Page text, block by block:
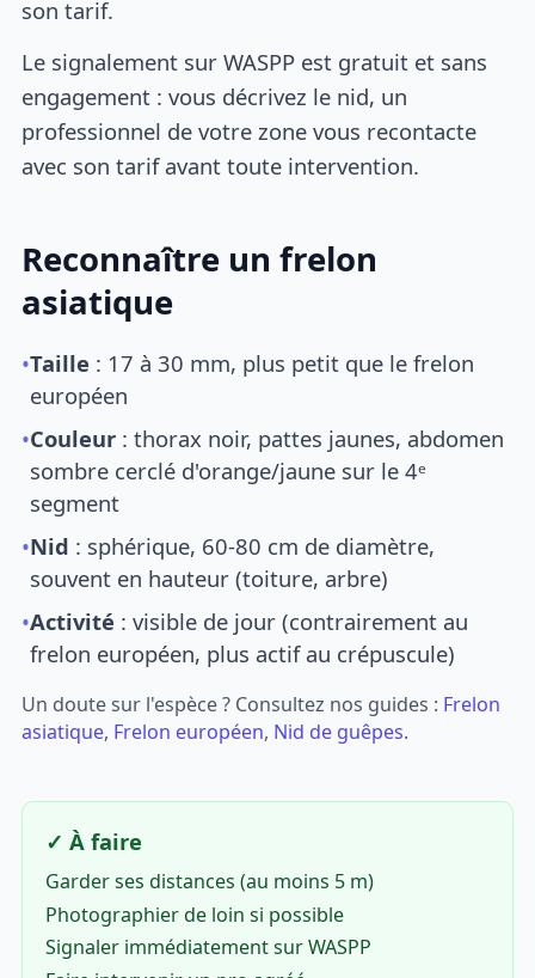
son tarif.
Le signalement sur WASPP est gratuit et sans
engagement : vous décrivez le nid, un
professionnel de votre zone vous recontacte
avec son tarif avant toute intervention.
Reconnaître un frelon
asiatique
•Taille : 17 à 30 mm, plus petit que le frelon
européen
•Couleur : thorax noir, pattes jaunes, abdomen
sombre cerclé d'orange/jaune sur le 4ᵉ
segment
•Nid : sphérique, 60-80 cm de diamètre,
souvent en hauteur (toiture, arbre)
•Activité : visible de jour (contrairement au
frelon européen, plus actif au crépuscule)
Un doute sur l'espèce ? Consultez nos guides : Frelon
asiatique, Frelon européen, Nid de guêpes.
✓ À faire
Garder ses distances (au moins 5 m)
Photographier de loin si possible
Signaler immédiatement sur WASPP